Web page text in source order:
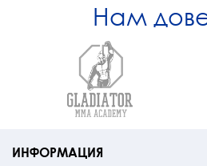
Нам
ИНФОРМАЦИЯ